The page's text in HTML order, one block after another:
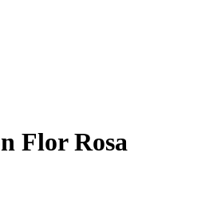
Flor Rosa